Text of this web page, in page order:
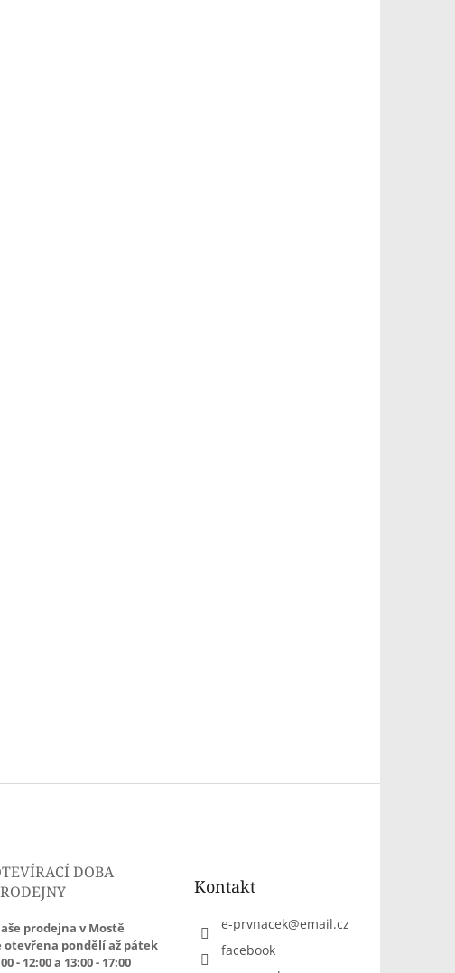
DOBA
prodejna v Mostě
otevřena pondělí až pátek
- 12:00 a 13:00 - 17:00
Kontakt
e-prvnacek@email.cz
facebook